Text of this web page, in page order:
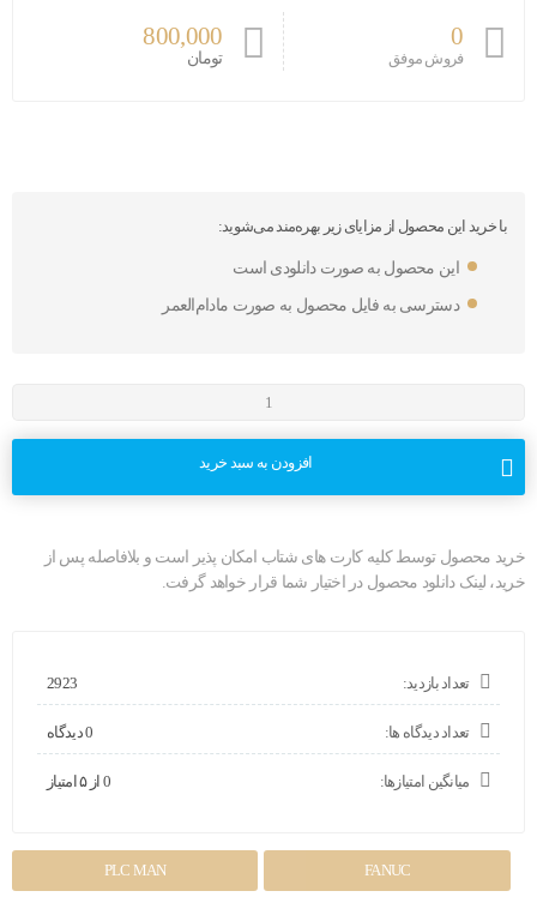
0
فروش موفق
800,000
تومان
با خرید این محصول از مزایای زیر بهره‌مند می‌شوید:
این محصول به صورت دانلودی است
دسترسی به فایل محصول به صورت مادام‌العمر
افزودن به سبد خرید
خرید محصول توسط کلیه کارت های شتاب امکان پذیر است و بلافاصله پس از
خرید، لینک دانلود محصول در اختیار شما قرار خواهد گرفت.
تعداد بازدید: 2923
تعداد دیدگاه ها: 0 دیدگاه
میانگین امتیازها: 0 از ۵ امتیاز
FANUC
PLC MAN